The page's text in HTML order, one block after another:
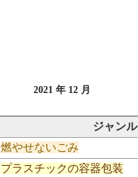
2021 年 12 月
ジャンル
燃やせないごみ
プラスチックの容器包装